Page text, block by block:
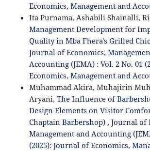
Economics, Management and
Ita Purnama, Ashabili Shainalli,
Management Development for
Quality in Mba Fhera's Grilled
Journal of Economics,
Accounting (JEMA) : Vol. 2 No. 01
Economics, Management and
Muhammad Akira, Muhajirin
Aryani, The Influence of
Design Elements on Visitor
Chaptain Barbershop) , Journal of
Management and Accounting
(2025): Journal of Economics,